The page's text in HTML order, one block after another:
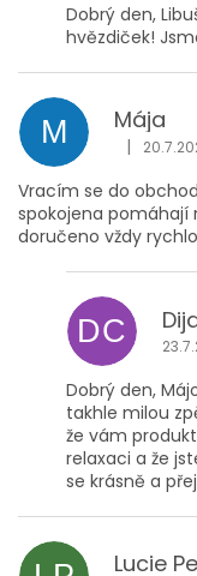
Dobrý den,
hvězdiček!
M Mája
|
Vracím se do
spokojena pomáhají
doručeno vždy
DC
Dobrý den,
takhle milou
že vám
relaxaci a že
se krásně a
Lucie